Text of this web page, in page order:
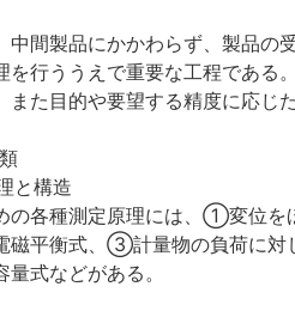
間製品にかかわらず、製品の
を行ううえで重要な工程である
た目的や要望する精度に応じ
と構造
の各種測定原理には、①変位を
磁平衡式、③計量物の負荷に
式などがある。